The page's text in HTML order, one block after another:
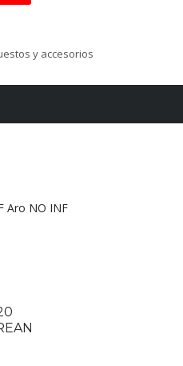
y accesorios
Aro NO INF